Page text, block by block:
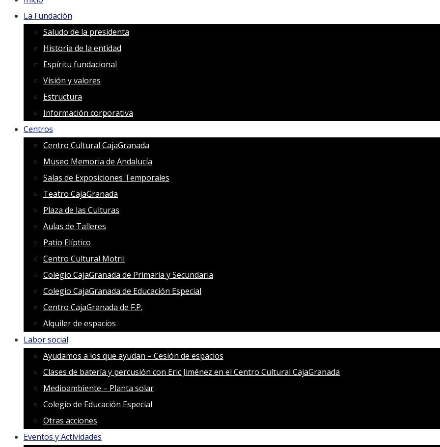
La Fundación
Saludo de la presidenta
Historia de la entidad
Espíritu fundacional
Visión y valores
Estructura
Información corporativa
Centros
Centro Cultural CajaGranada
Museo Memoria de Andalucía
Salas de Exposiciones Temporales
Teatro CajaGranada
Plaza de las Culturas
Aulas de Talleres
Patio Elíptico
Centro Cultural Motril
Colegio CajaGranada de Primaria y Secundaria
Colegio CajaGranada de Educación Especial
Centro CajaGranada de F.P.
Alquiler de espacios
Labor social
Ayudamos a los que ayudan – Cesión de espacios
Clases de batería y percusión con Eric Jiménez en el Centro Cultural CajaGranada
Medioambiente – Planta solar
Colegio de Educación Especial
Otras acciones
Eventos y Actividades